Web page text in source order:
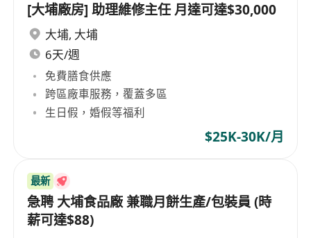
[大埔廠房] 助理維修主任 月達可達$30,000
大埔, 大埔
6天/週
免費膳食供應
跨區廠車服務，覆蓋多區
生日假，婚假等福利
$25K-30K/月
最新
急聘 大埔食品廠 兼職月餅生產/包裝員 (時
薪可達$88)